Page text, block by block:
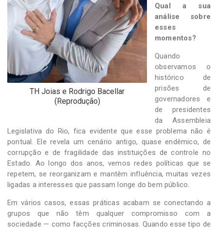
TH Joias e Rodrigo Bacellar
(Reprodução)
Qual a sua
análise sobre
esses
momentos?
Quando
observamos o
histórico de
prisões de
governadores e
de presidentes
da Assembleia
Legislativa do Rio, fica evidente que esse problema não é
pontual. Ele revela um cenário antigo, quase endêmico, de
corrupção e de fragilidade das instituições de controle no
Estado. Ao longo dos anos, vemos redes políticas que se
repetem, se reorganizam e mantêm influência, muitas vezes
ligadas a interesses que passam longe do bem público.
Em vários casos, essas práticas acabam se conectando a
grupos que não têm qualquer compromisso com a
sociedade — como facções criminosas. Quando esse tipo de